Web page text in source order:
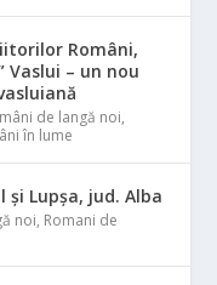
Români,
Vaslui – un nou
de langă noi,
în lume
Lupșa, jud. Alba
noi, Romani de